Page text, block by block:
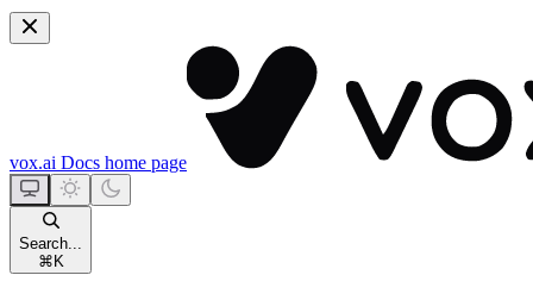
vox.ai Docs home page
Search...
⌘ K